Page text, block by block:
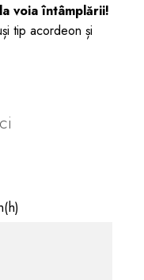
voia întâmplării!
tip acordeon și